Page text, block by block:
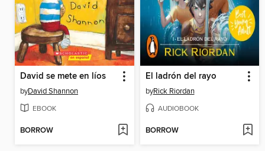
David se mete en líos
byDavid Shannon
EBOOK
BORROW
El ladrón del rayo
byRick Riordan
AUDIOBOOK
BORROW